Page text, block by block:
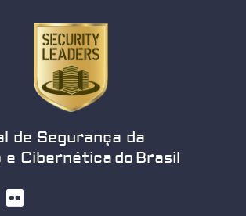
de Segurança da
Cibernética do Brasil